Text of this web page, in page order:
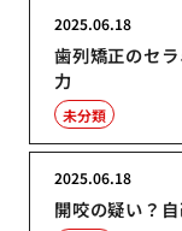
歯列矯正のセ
力
2025.06.18
未分類
開咬の疑い？
2025.06.18